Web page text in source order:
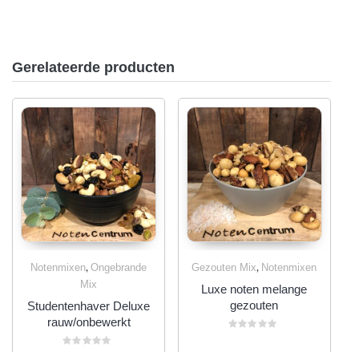
Gerelateerde producten
Notenmixen,Ongebrande
Mix
Studentenhaver Deluxe
rauw/onbewerkt
Gezouten Mix, Notenmixen
Luxe noten melange
gezouten